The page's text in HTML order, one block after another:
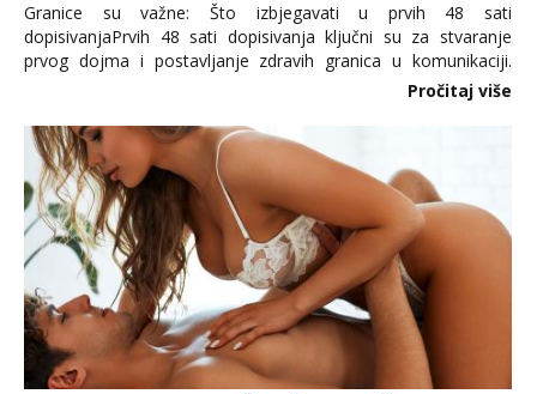
Granice su važne: Što izbjegavati u prvih 48 sati
dopisivanjaPrvih 48 sati dopisivanja ključni su za stvaranje
prvog dojma i postavljanje zdravih granica u komunikaciji.
Važno je izbjeći prebrzo otkrivanje osobnih ili intimnih
informacija, jer nepoznata osoba još nije zaslužila to
povjerenje. Takođe...
Pročitaj više